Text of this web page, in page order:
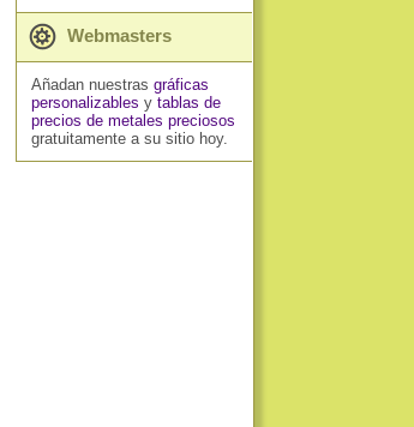
Webmasters
Añadan nuestras gráficas
personalizables y tablas de
precios de metales preciosos
gratuitamente a su sitio hoy.